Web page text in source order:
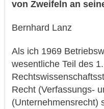
von Zweifeln an
Bernhard Lanz
Als ich 1969
wesentliche Teil des
Recht (Verfassungs-
(Unternehmensrecht)